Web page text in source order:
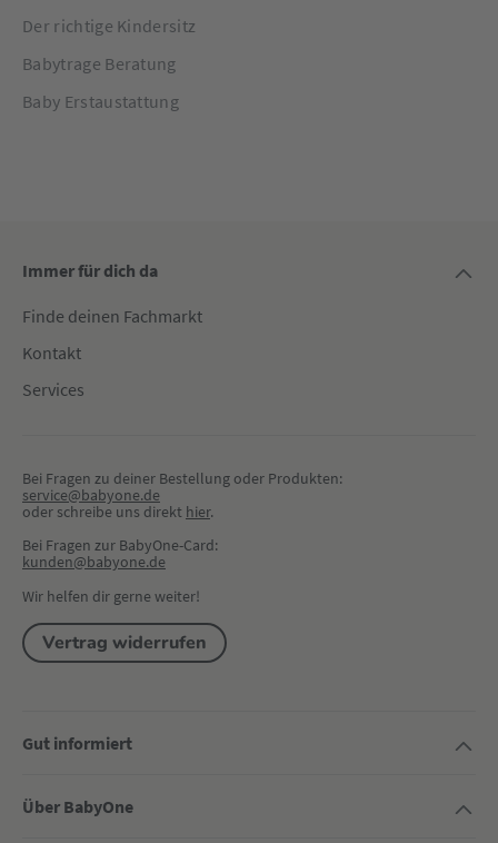
Der richtige Kindersitz
Babytrage Beratung
Baby Erstaustattung
Immer für dich da
Finde deinen Fachmarkt
Kontakt
Services
Bei Fragen zu deiner Bestellung oder Produkten:
service@babyone.de
oder schreibe uns direkt hier.
Bei Fragen zur BabyOne-Card:
kunden@babyone.de
Wir helfen dir gerne weiter!
Vertrag widerrufen
Gut informiert
Über BabyOne